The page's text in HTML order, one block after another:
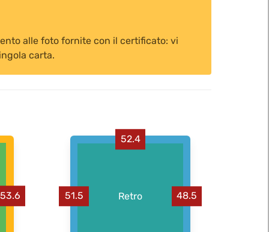
alle foto fornite con il certificato: vi
carta.
53.6 Retro
51.5 48.5
52.4